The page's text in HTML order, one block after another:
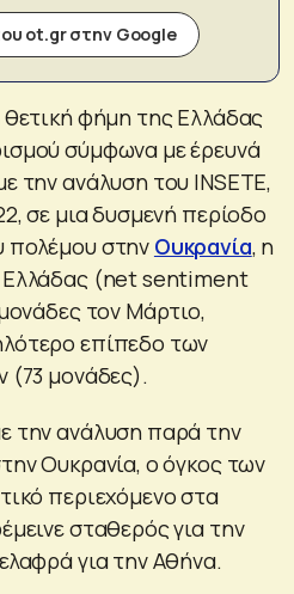
ot.gr στην Google
θετική φήμη της Ελλάδας
σύμφωνα με έρευνά
την ανάλυση του INSETE,
σε μια δυσμενή περίοδο
στην Ουκρανία, η
Ελλάδας (net sentiment
τον Μάρτιο,
επίπεδο των
(73 μονάδες).
την ανάλυση παρά την
Ουκρανία, ο όγκος των
περιεχόμενο στα
σταθερός για την
για την Αθήνα.